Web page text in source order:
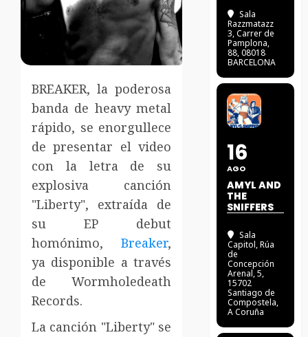
BREAKER, la poderosa
banda de heavy metal
rápido, se enorgullece
de presentar el video
con la letra de su
explosiva canción
"Liberty", extraída de
su EP debut
homónimo,Breaker,
ya disponible a través
de Wormholedeath
Records.
La canción "Liberty" se
Sala
Razzmatazz
3, Carrer de
Pamplona,
88, 08018
BARCELONA
16
AGO
AMYL AND
THE
SNIFFERS
Sala
Capitol, Rúa
de
Concepción
Arenal, 5,
15702
Santiago de
Compostela,
A Coruña